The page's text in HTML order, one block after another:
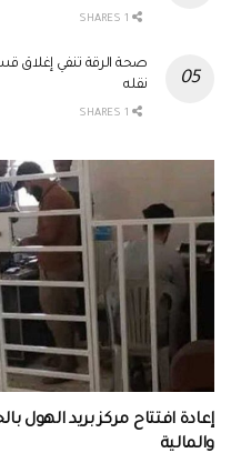
صحة الرقة تنفي إغلاق
نقله
إعادة افتتاح مركز بريد الهول
والمالية